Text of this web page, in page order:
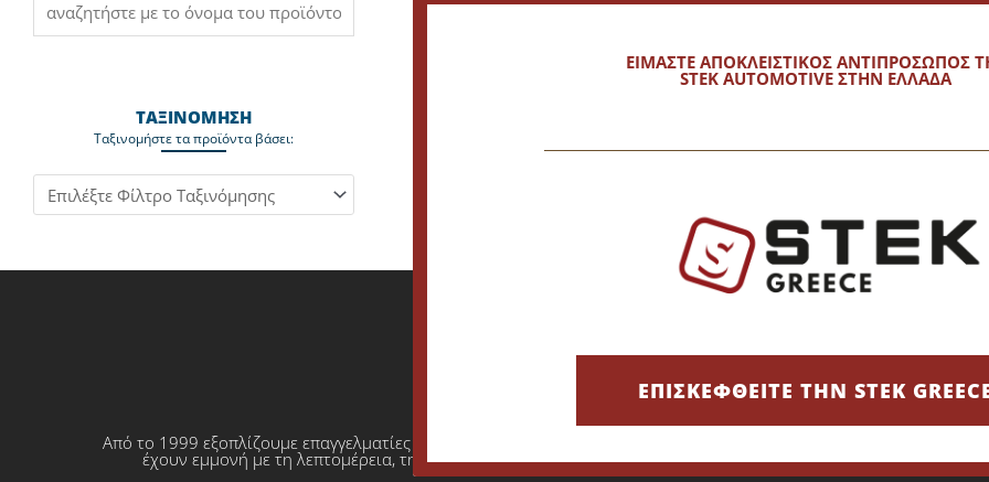
ΤΑΞΙΝΟΜΗΣΗ
Ταξινομήστε τα προϊόντα βάσει:
Από το 1999 εξοπλίζουμε επαγγελματίες που θέλουν να ξεχωρίσουν και ασχολούνται με πλυντήρια αυτοκινήτων
έχουν εμμονή με τη λεπτομέρεια, την απόλυτη καθαριότητα, απαιτούν επιμέλεια στην εμφάνιση και δίνουν
ΕΙΜΑΣΤΕ ΑΠΟΚΛΕΙΣΤΙΚΟΣ ΑΝΤΙΠΡΟΣΩΠΟΣ
STEK AUTOMOTIVE ΣΤΗΝ ΕΛΛΑΔΑ
ΕΠΙΣΚΕΦΘΕΙΤΕ ΤΗΝ STEK